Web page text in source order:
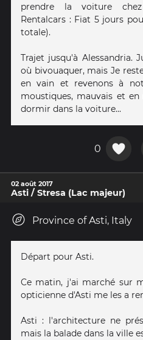
prendre la voiture
Rentalcars : Fiat 5 jours
totale).
Trajet jusqu'à Alessandria.
où bivouaquer, mais Je
en vain et revenons à
moustiques, mauvais et
dormir dans la voiture...
0
02 août 2017
Asti / Stresa (Lac majeur)
Province of Asti, Italy
Départ pour Asti.
Ce matin, j'ai marché sur
opticienne d'Asti me les a
Asti : l'architecture ne
mais la balade dans la ville